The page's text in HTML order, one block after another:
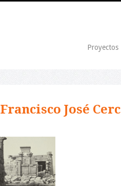
Proyectos
Francisco José